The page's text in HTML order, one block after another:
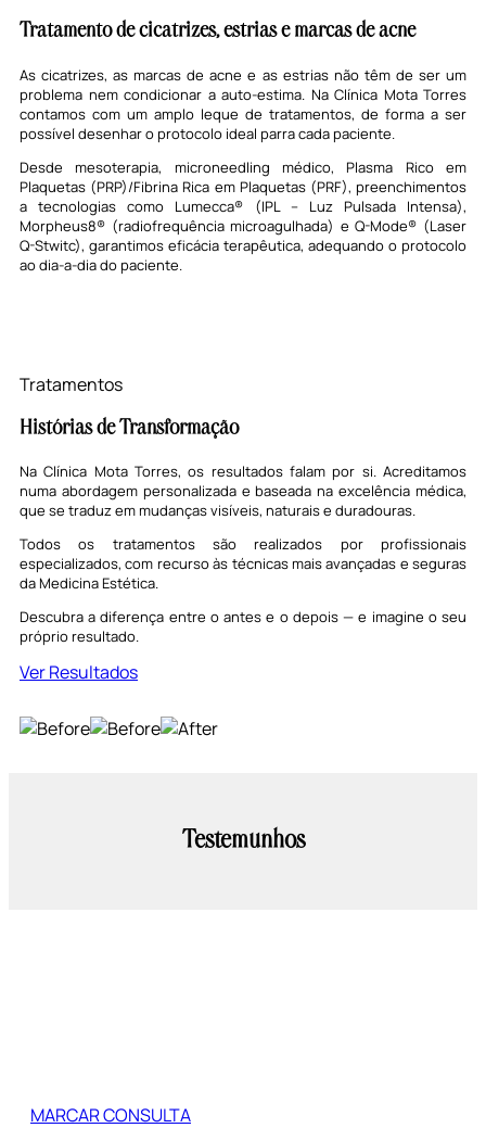
Tratamento de cicatrizes, estrias e marcas de acne
As cicatrizes, as marcas de acne e as estrias não têm de ser um
problema nem condicionar a auto-estima. Na Clínica Mota Torres
contamos com um amplo leque de tratamentos, de forma a ser
possível desenhar o protocolo ideal parra cada paciente.
Desde mesoterapia, microneedling médico, Plasma Rico em
Plaquetas (PRP)/Fibrina Rica em Plaquetas (PRF), preenchimentos
a tecnologias como Lumecca® (IPL – Luz Pulsada Intensa),
Morpheus8® (radiofrequênciamicroagulhada) eQ-Mode® (Laser
Q-Stwitc), garantimos eficácia terapêutica, adequando o protocolo
ao dia-a-dia do paciente.
Tratamentos
Histórias de Transformação
Na Clínica Mota Torres, os resultados falam por si. Acreditamos
numa abordagem personalizada e baseada na excelência médica,
que se traduz em mudanças visíveis, naturais e duradouras.
Todos os tratamentos são realizados por profissionais
especializados, com recurso às técnicas mais avançadas e seguras
da Medicina Estética.
Descubra a diferença entre o antes e o depois — e imagine o seu
próprio resultado.
Ver Resultados
Testemunhos
MARCAR CONSULTA